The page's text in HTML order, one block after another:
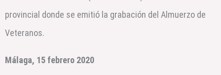
provincial donde se emitió la grabación del Almuerzo de
Veteranos.
Málaga, 15 febrero 2020